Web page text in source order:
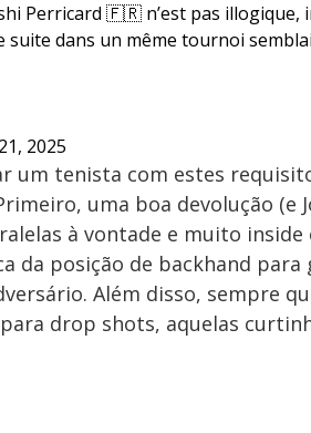
Perricard 🇫🇷 n’est pas illogique,
dans un même tournoi
2025
um tenista com estes
uma boa devolução (e
à vontade e muito inside
da posição de backhand para
Além disso, sempre
drop shots, aquelas